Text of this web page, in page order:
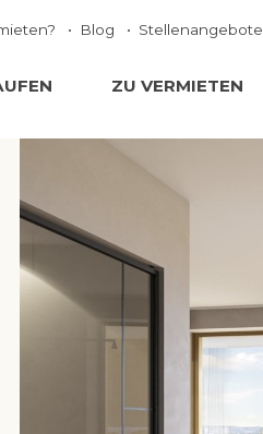
Blog Stellenangebote
ZU VERMIETEN